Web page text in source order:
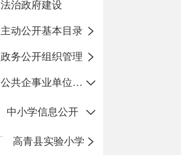
法治政府建设
主动公开基本目录
政务公开组织管理
公共企事业单位信息公开
中小学信息公开
高青县实验小学